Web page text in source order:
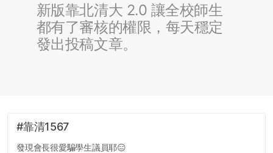
新版靠北清大 2.0 讓全校師生
都有了審核的權限，每天穩定
發出投稿文章。
#靠清1567
發現會長很愛騙學生議員耶😑